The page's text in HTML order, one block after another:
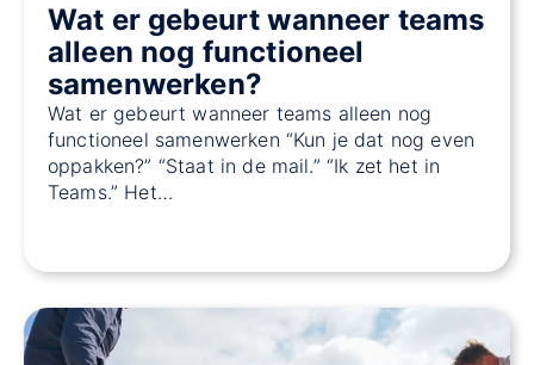
Wat er gebeurt wanneer teams
alleen nog functioneel
samenwerken?
Wat er gebeurt wanneer teams alleen nog
functioneel samenwerken “Kun je dat nog even
oppakken?” “Staat in de mail.” “Ik zet het in
Teams.” Het…